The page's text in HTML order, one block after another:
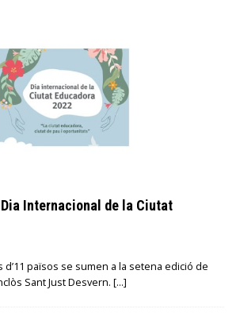
Internacional de la Ciutat
d’11 països se sumen a la setena edició de
Sant Just Desvern. […]